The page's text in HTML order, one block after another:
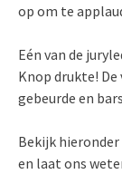
op om te
Eén van de
Knop drukte!
gebeurde en
Bekijk
en laat ons